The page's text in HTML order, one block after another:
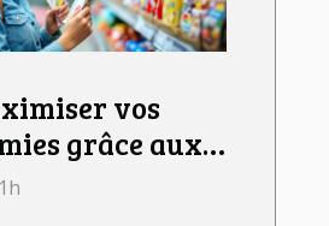
vos
grâce aux
réduction